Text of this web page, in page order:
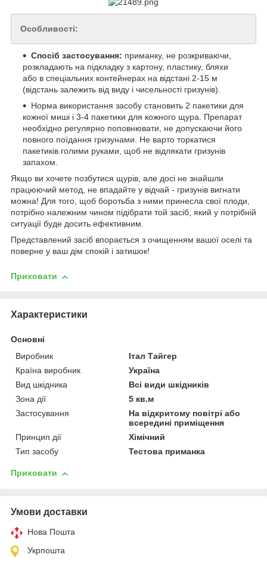
Особливості:
Спосіб застосування: приманку, не розкриваючи,
розкладають на підкладку з картону, пластику, бляхи
або в спеціальних контейнерах на відстані 2-15 м
(відстань залежить від виду і чисельності гризунів).
Норма використання засобу становить 2 пакетики для
кожної миші і 3-4 пакетики для кожного щура. Препарат
необхідно регулярно поповнювати, не допускаючи його
повного поїдання гризунами. Не варто торкатися
пакетиків голими руками, щоб не відлякати гризунів
запахом.
Якщо ви хочете позбутися щурів, але досі не знайшли
працюючий метод, не впадайте у відчай - гризунів вигнати
можна! Для того, щоб боротьба з ними принесла свої плоди,
потрібно належним чином підібрати той засіб, який у потрібній
ситуації буде досить ефективним.
Представлений засіб впорається з очищенням вашої оселі та
поверне у ваш дім спокій і затишок!
Приховати
Характеристики
Основні
Виробник
Італ Тайгер
Країна виробник
Україна
Вид шкідника
Всі види шкідників
Зона дії
5 кв.м
Застосування
На відкритому повітрі або
всередині приміщення
Принцип дії
Хімічний
Тип засобу
Тестова приманка
Приховати
Умови доставки
Нова Пошта
Укрпошта